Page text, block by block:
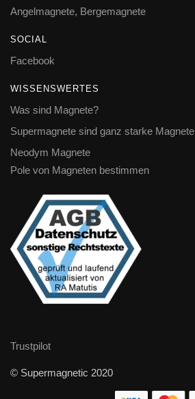
Angelmagnete, Bergemagnete
SOCIAL
Facebook
WISSENSWERTES
Was sind Magnete?
Supermagnete sind ganz starke Magnete
Neodym Magnete
Pole von Magneten bestimmen
Trustpilot
© Supermagnetic 2020